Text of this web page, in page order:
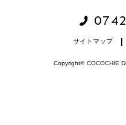
サイトマップ
Copyright© COCOCHIE